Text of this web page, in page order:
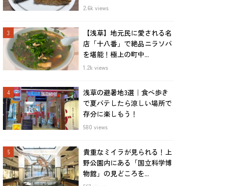
2.6k views
【浅草】地元民に愛される名
店「十八番」で絶品ニラソバ
を堪能！極上の町中...
1.2k views
浅草の避暑地3選｜食べ歩き
で夏バテしたら涼しい場所で
存分に楽しもう！
580 views
貴重なミイラが見られる！上
野公園内にある「国立科学博
物館」の見どころを...